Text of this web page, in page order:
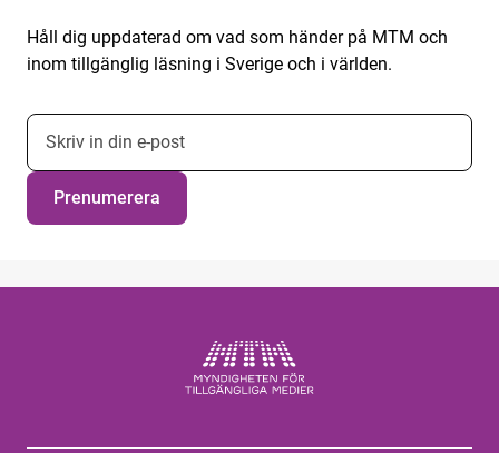
Håll dig uppdaterad om vad som händer på MTM och
inom tillgänglig läsning i Sverige och i världen.
E-postadress nyhetsbrevsprenumeration
Prenumerera